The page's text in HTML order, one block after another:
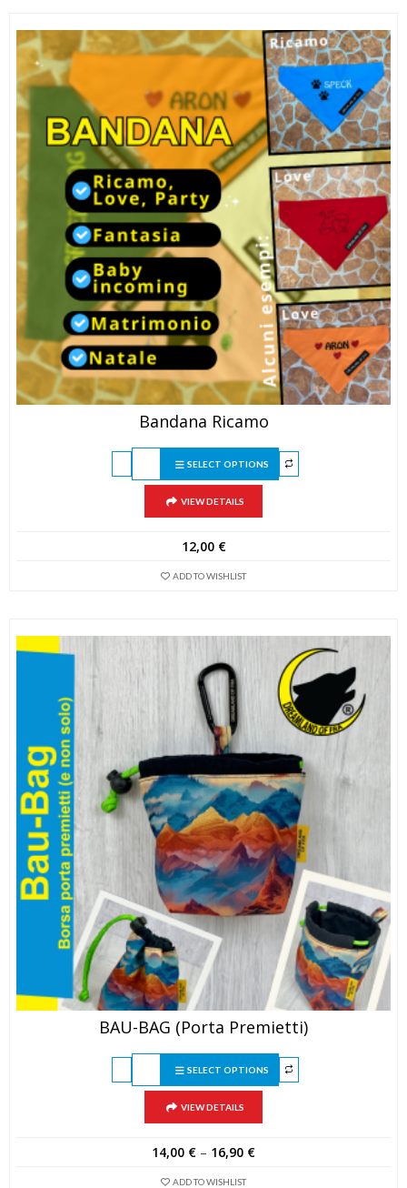
Bandana Ricamo
SELECT OPTIONS
VIEW DETAILS
12,00 €
ADD TO WISHLIST
BAU-BAG (Porta Premietti)
SELECT OPTIONS
VIEW DETAILS
14,00 € – 16,90 €
ADD TO WISHLIST